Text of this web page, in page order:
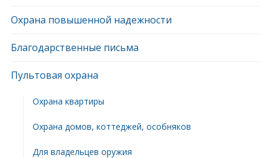
Охрана повышенной надежности
Благодарственные письма
Пультовая охрана
Охрана квартиры
Охрана домов, коттеджей, особняков
Для владельцев оружия